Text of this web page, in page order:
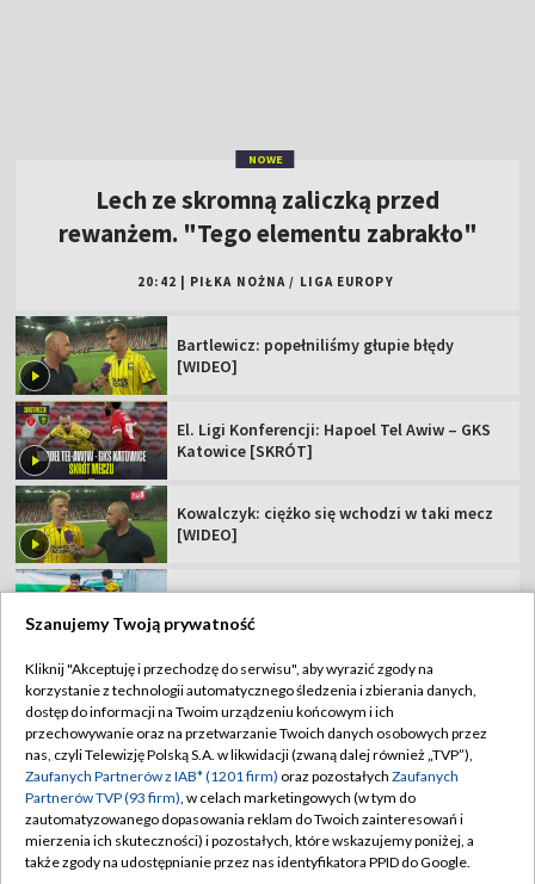
[WIDEO]
El. Ligi Konferencji: Hapoel Tel Awiw – GKS
Katowice [SKRÓT]
Kowalczyk: ciężko się wchodzi w taki mecz
Popis skrzydłowego Jagi. "Dubletu nie
Zagrali potencjalni rywale Polaków. Jest
Polskie kluby w europejskich pucharach.
TVP
Abonament TVP
Sklep TVP
Biuro Reklamy
Oferta Handlowa
Regulamin TVP
Polityka prywatności
Moje zgody
Biuro reklamy
Szanujemy Twoją prywatność
Kliknij "Akceptuję i przechodzę do serwisu", aby wyrazić zgody na
korzystanie z technologii automatycznego śledzenia i zbierania danych,
dostęp do informacji na Twoim urządzeniu końcowym i ich
przechowywanie oraz na przetwarzanie Twoich danych osobowych przez
nas, czyli Telewizję Polską S.A. w likwidacji (zwaną dalej również „TVP”),
Zaufanych Partnerów z IAB* (1201 firm) oraz pozostałych Zaufanych
Partnerów TVP (93 firm), w celach marketingowych (w tym do
zautomatyzowanego dopasowania reklam do Twoich zainteresowań i
mierzenia ich skuteczności) i pozostałych, które wskazujemy poniżej, a
także zgody na udostępnianie przez nas identyfikatora PPID do Google.